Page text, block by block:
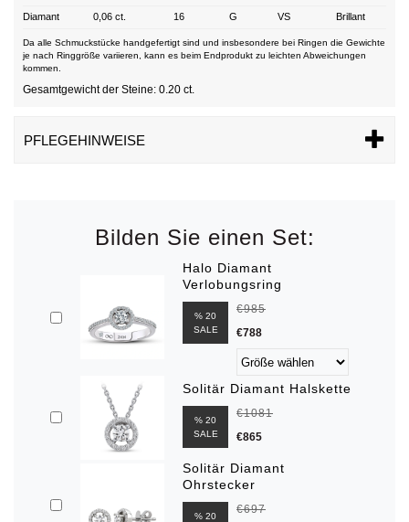
Diamant 0,06 ct. 16 G VS Brillant
Da alle Schmuckstücke handgefertigt sind und insbesondere bei Ringen die Gewichte
je nach Ringgröße variieren, kann es beim Endprodukt zu leichten Abweichungen
kommen.
Gesamtgewicht der Steine: 0.20 ct.
PFLEGEHINWEISE
Bilden Sie einen Set:
Halo Diamant
Verlobungsring
% 20
SALE
€985
€788
Solitär Diamant Halskette
% 20
SALE
€1081
€865
Solitär Diamant
Ohrstecker
% 20
€697